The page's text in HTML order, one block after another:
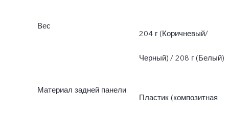
Вес
204 г (Коричневый/
Черный) / 208 г (Белый)
Материал задней панели
Пластик (композитная